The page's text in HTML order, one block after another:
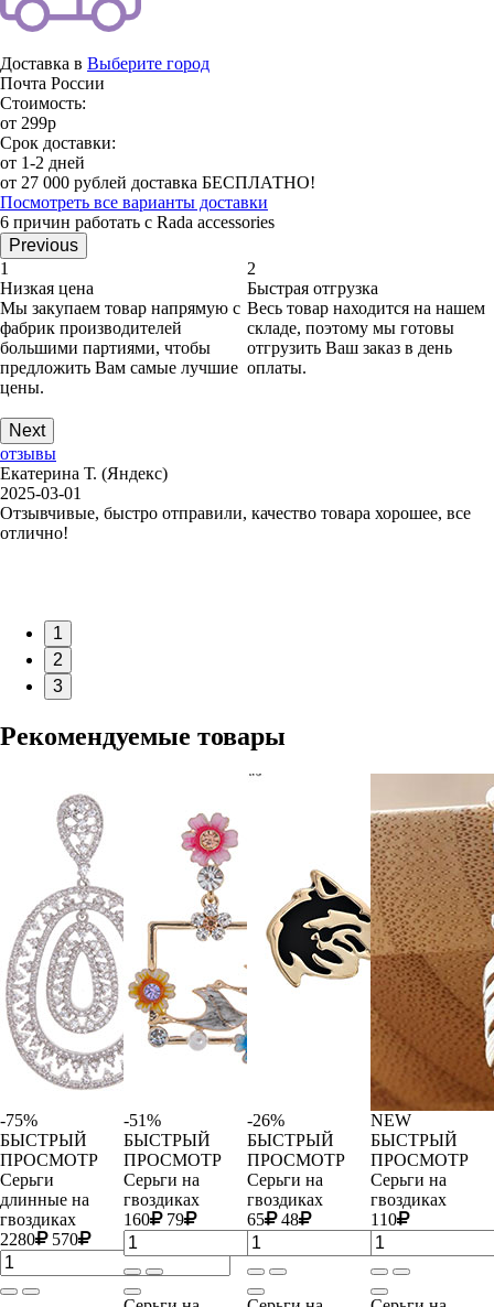
Доставка в Выберите город
Почта России
Стоимость:
от 299р
Срок доставки:
от 1-2 дней
от 27 000 рублей доставка БЕСПЛАТНО!
Посмотреть все варианты доставки
6 причин работать с Rada accessories
Previous
1
Низкая цена
Мы закупаем товар напрямую с
фабрик производителей
большими партиями, чтобы
предложить Вам самые лучшие
цены.
2
Быстрая отгрузка
Весь товар находится на нашем
складе, поэтому мы готовы
отгрузить Ваш заказ в день
оплаты.
Next
отзывы
Екатерина Т. (Яндекс)
2025-03-01
Отзывчивые, быстро отправили, качество товара хорошее, все
отлично!
1
2
3
Рекомендуемые товары
-75%
БЫСТРЫЙ
ПРОСМОТР
Серьги
длинные на
гвоздиках
2280
570
-51%
БЫСТРЫЙ
ПРОСМОТР
Серьги на
гвоздиках
160
79
-26%
БЫСТРЫЙ
ПРОСМОТР
Серьги на
гвоздиках
65
48
NEW
БЫСТРЫЙ
ПРОСМОТР
Серьги на
гвоздиках
110